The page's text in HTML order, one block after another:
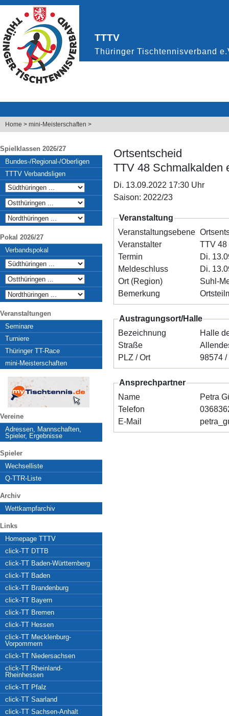
Home > mini-Meisterschaften >
Spielklassen 2026/27
Bundes-/Regional-/Oberligen
TTTV Verbandsligen
Pokal 2026/27
Verbandspokal
Veranstaltungen
Seminare
Turniere
Thüringer TT-Race
mini-Meisterschaften
Vereine
Adressen, Mannschaften,
Spieler, Ergebnisse
Spieler
Wechselliste
Q-TTR-Liste
Archiv
Wettkampfarchiv
Links
Homepage TTTV
click-TT DTTB
click-TT Baden-Württemberg
click-TT Baden
click-TT Brandenburg
click-TT Bayern
click-TT Bremen
click-TT Hessen
click-TT Mecklenburg-
Vorpommern
click-TT Niedersachsen
click-TT Rheinland-
Rheinhessen
click-TT Pfalz
click-TT Saarland
click-TT Sachsen-Anhalt
Ortsentscheid
TTV 48 Schmalkalden
Di. 13.09.2022 17:30 Uhr
Saison: 2022/23
Veranstaltung
Veranstaltungsebene
Veranstalter
TTV
Termin
Di.
Meldeschluss
Di.
Ort (Region)
Suhl-
Bemerkung
Austragungsort/Halle
Bezeichnung
Halle
Straße
PLZ / Ort
Ansprechpartner
Name
Petra
Telefon
E-Mail